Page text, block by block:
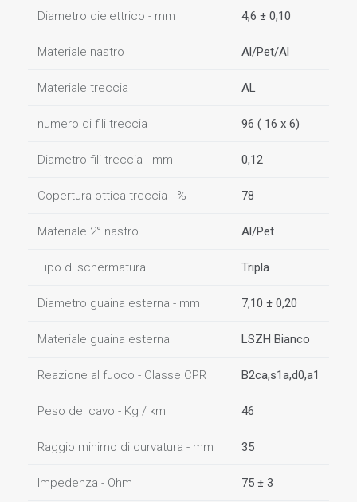
Diametro dielettrico - mm 4,6 ± 0,10
Materiale nastro Al/Pet/Al
Materiale treccia AL
numero di fili treccia 96 ( 16 x 6)
Diametro fili treccia - mm 0,12
Copertura ottica treccia - % 78
Materiale 2° nastro Al/Pet
Tipo di schermatura Tripla
Diametro guaina esterna - mm 7,10 ± 0,20
Materiale guaina esterna LSZH Bianco
Reazione al fuoco - Classe CPR B2ca,s1a,d0,a1
Peso del cavo - Kg / km 46
Raggio minimo di curvatura - mm 35
Impedenza - Ohm 75 ± 3